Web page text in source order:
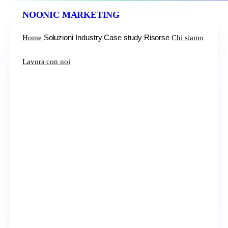
NOONIC MARKETING
Home Soluzioni Industry Case study Risorse Chi siamo
Lavora con noi